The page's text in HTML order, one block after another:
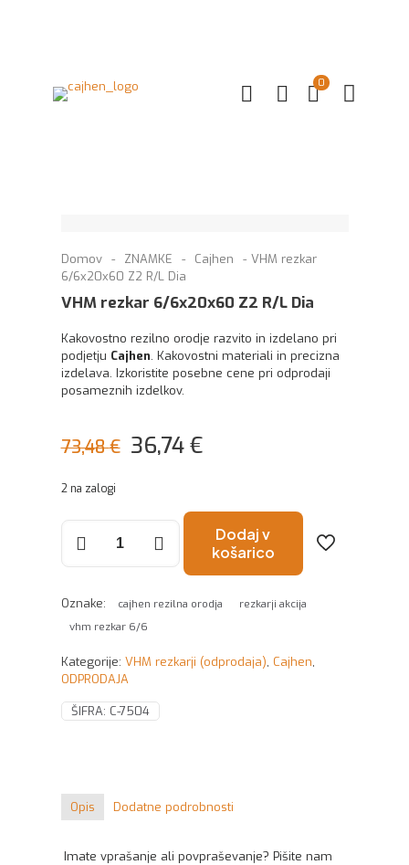
0
Domov - ZNAMKE - Cajhen - VHM rezkar
6/6x20x60 Z2 R/L Dia
VHM rezkar 6/6x20x60 Z2 R/L Dia
Kakovostno rezilno orodje razvito in izdelano pri
podjetju Cajhen. Kakovostni materiali in precizna
izdelava. Izkoristite posebne cene pri odprodaji
posameznih izdelkov.
73,48€ Izvirna
bila:
73,48 €.
36,74€Trenutna
36,74 €.
2 na zalogi
VHM
6/6x20x60
R/L
količina
Dodaj v
košarico
Oznake: cajhen rezilna orodja
rezkarji akcija
vhm rezkar 6/6
Kategorije: VHM rezkarji (odprodaja), Cajhen,
ODPRODAJA
ŠIFRA: C-7504
Opis Dodatne podrobnosti
Imate vprašanje ali povpraševanje? Pišite nam